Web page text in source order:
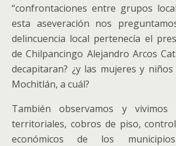
“confrontaciones entre grupos
esta aseveración nos
delincuencia local pertenecía el
de Chilpancingo Alejandro Arcos
decapitaran? ¿y las mujeres y
Mochitlán, a cuál?
También observamos y vivimos
territoriales, cobros de piso,
económicos de los